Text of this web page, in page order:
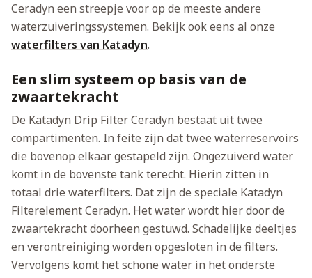
Ceradyn een streepje voor op de meeste andere
waterzuiveringssystemen. Bekijk ook eens al onze
waterfilters van Katadyn.
Een slim systeem op basis van de
zwaartekracht
De Katadyn Drip Filter Ceradyn bestaat uit twee
compartimenten. In feite zijn dat twee waterreservoirs
die bovenop elkaar gestapeld zijn. Ongezuiverd water
komt in de bovenste tank terecht. Hierin zitten in
totaal drie waterfilters. Dat zijn de speciale Katadyn
Filterelement Ceradyn. Het water wordt hier door de
zwaartekracht doorheen gestuwd. Schadelijke deeltjes
en verontreiniging worden opgesloten in de filters.
Vervolgens komt het schone water in het onderste